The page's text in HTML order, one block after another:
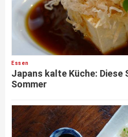
Essen
Japans kalte Küche: Diese
Sommer